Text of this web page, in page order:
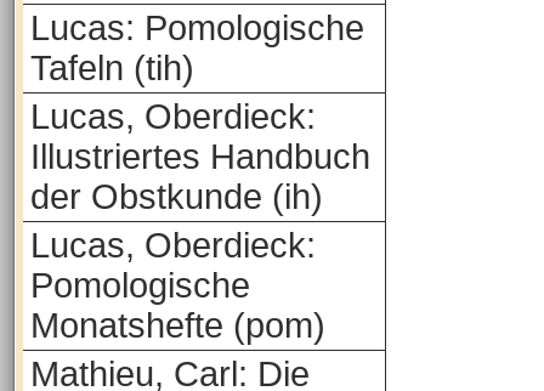
Lucas: Pomologische
Tafeln (tih)
Lucas, Oberdieck:
Illustriertes Handbuch
der Obstkunde (ih)
Lucas, Oberdieck:
Pomologische
Monatshefte (pom)
Mathieu, Carl: Die